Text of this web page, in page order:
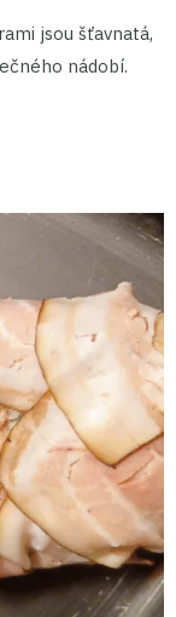
jsou šťavnatá,
nádobí.